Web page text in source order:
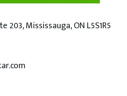
203, Mississauga, ON L5S1R5